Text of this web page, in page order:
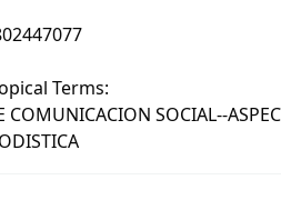
Terms:
COMUNICACION SOCIAL--